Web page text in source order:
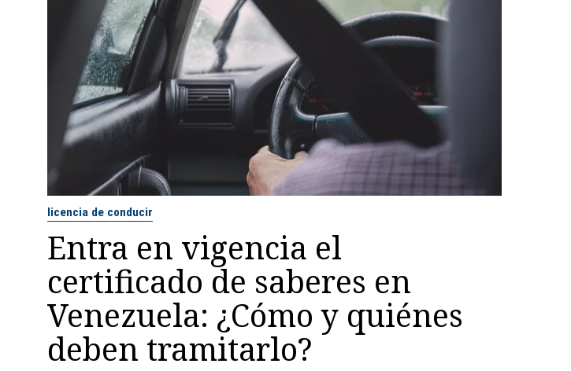
licencia de conducir
Entra en vigencia el
certificado de saberes en
Venezuela: ¿Cómo y quiénes
deben tramitarlo?